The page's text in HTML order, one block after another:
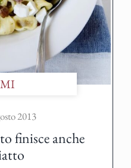
2013
finisce anche